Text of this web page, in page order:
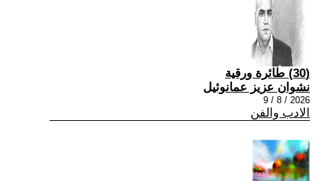
(30) طائرة ورقية
نشوان عزيز عمانوئيل
2026 / 8 / 9
الادب والفن